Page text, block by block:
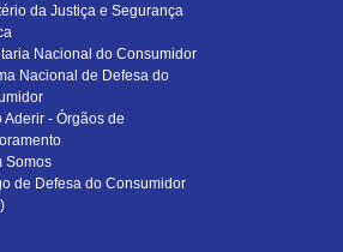
da Justiça e Segurança
Nacional do Consumidor
Nacional de Defesa do
Aderir - Órgãos de
Somos
de Defesa do Consumidor